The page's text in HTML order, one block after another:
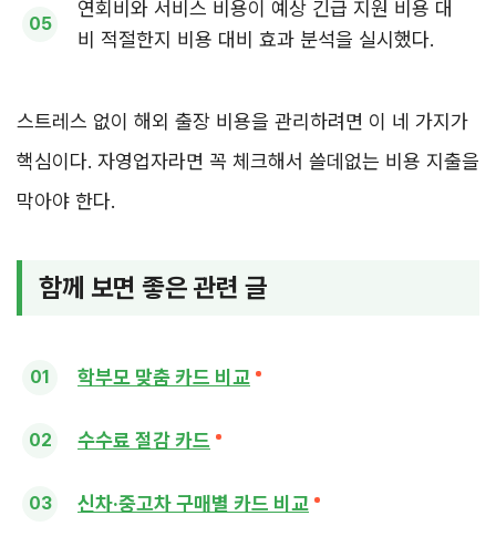
연회비와 서비스 비용이 예상 긴급 지원 비용 대
비 적절한지 비용 대비 효과 분석을 실시했다.
스트레스 없이 해외 출장 비용을 관리하려면 이 네 가지가
핵심이다. 자영업자라면 꼭 체크해서 쓸데없는 비용 지출을
막아야 한다.
함께 보면 좋은 관련 글
학부모 맞춤 카드 비교
수수료 절감 카드
신차·중고차 구매별 카드 비교